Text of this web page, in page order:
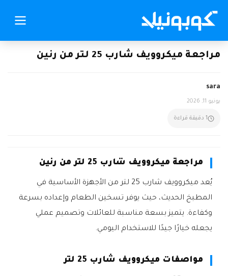
مراجعة ميكروويف شارب 25 لتر من رنين
sara
يونيو 11, 2026
1 دقيقة قراءة
مراجعة ميكروويف شارب 25 لتر من رنين
يُعد ميكروويف شارب 25 لتر من الأجهزة الأساسية في
المطبخ الحديث، حيث يوفر تسخين الطعام وإعداده بسرعة
وكفاءة. يتميز بسعة مناسبة للعائلات وتصميم عملي
يجعله خيارًا جيدًا للاستخدام اليومي.
مواصفات ميكروويف شارب 25 لتر